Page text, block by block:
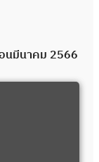
นมีนาคม 2566